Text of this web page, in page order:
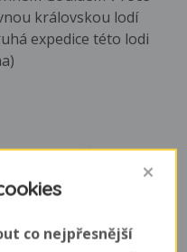
královskou lodí
expedice této lodi
hejnech, často i s
dobře snáší s
nevychází s
co nejpřesnější